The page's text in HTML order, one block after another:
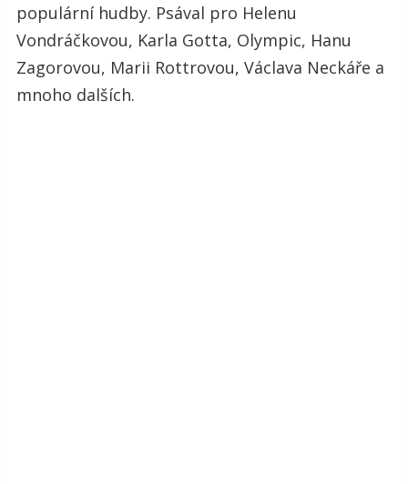
populární hudby. Psával pro Helenu
Vondráčkovou, Karla Gotta, Olympic, Hanu
Zagorovou, Marii Rottrovou, Václava Neckáře a
mnoho dalších.